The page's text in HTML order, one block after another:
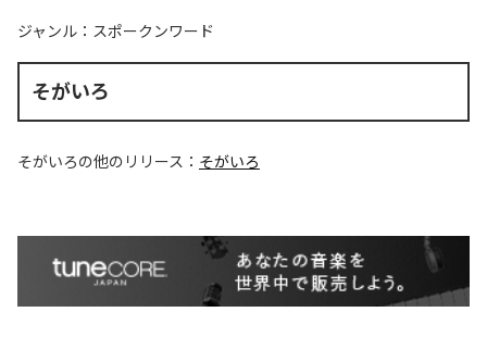
ジャンル： スポークンワード
そがいろ
そがいろの他のリリース： そがいろ